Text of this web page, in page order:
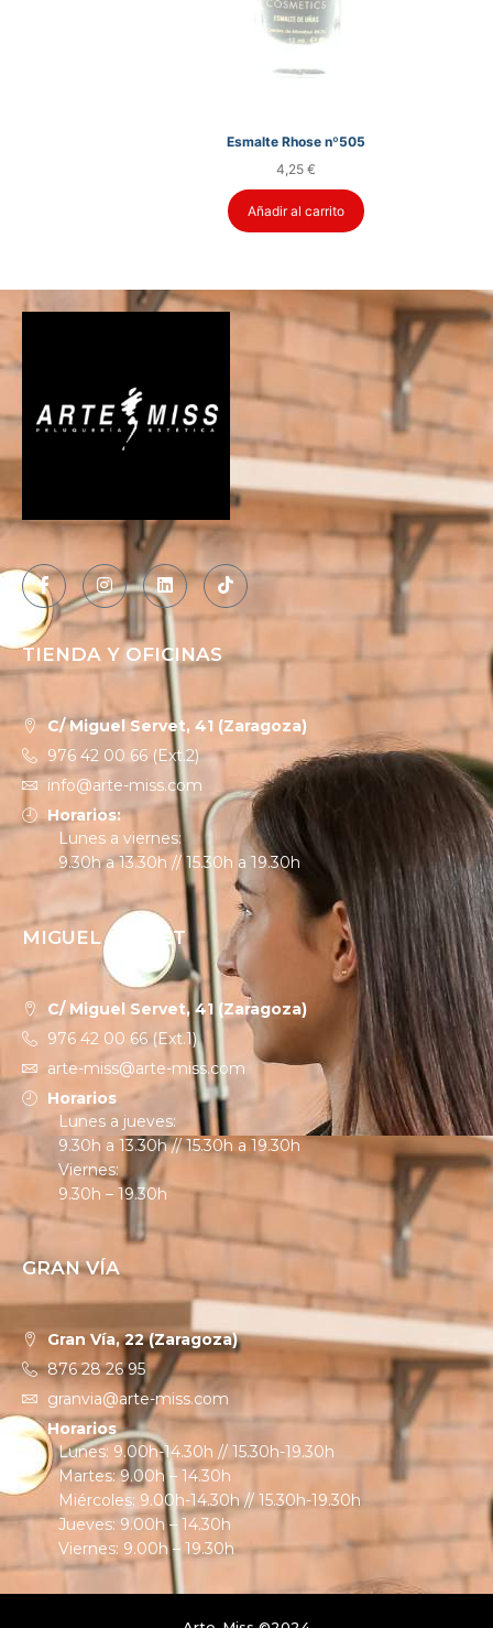
Esmalte Rhose nº505
4,25 €
Añadir al carrito
TIENDA Y OFICINAS
C/ Miguel Servet, 41 (Zaragoza)
976 42 00 66 (Ext.2)
info@arte-miss.com
Horarios:
Lunes a viernes:
9.30h a 13.30h // 15.30h a 19.30h
MIGUEL SERVET
C/ Miguel Servet, 41 (Zaragoza)
976 42 00 66 (Ext.1)
arte-miss@arte-miss.com
Horarios
Lunes a jueves:
9.30h a 13.30h // 15.30h a 19.30h
Viernes:
9.30h – 19.30h
GRAN VÍA
Gran Vía, 22 (Zaragoza)
876 28 26 95
granvia@arte-miss.com
Horarios
Lunes: 9.00h-14.30h // 15.30h-19.30h
Martes: 9.00h – 14.30h
Miércoles: 9.00h-14.30h // 15.30h-19.30h
Jueves: 9.00h – 14.30h
Viernes: 9.00h – 19.30h